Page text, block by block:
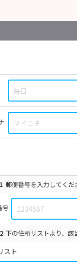
郵便番号を入力してくだ
号
下の住所リストより、該
スト